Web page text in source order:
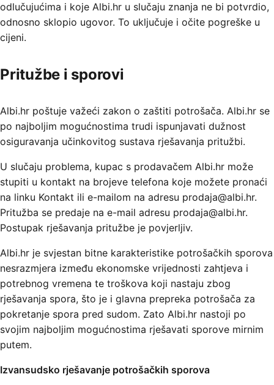
odlučujućima i koje Albi.hr u slučaju znanja ne bi potvrdio,
odnosno sklopio ugovor. To uključuje i očite pogreške u
cijeni.
Pritužbe i sporovi
Albi.hr poštuje važeći zakon o zaštiti potrošača. Albi.hr se
po najboljim mogućnostima trudi ispunjavati dužnost
osiguravanja učinkovitog sustava rješavanja pritužbi.
U slučaju problema, kupac s prodavačem Albi.hr može
stupiti u kontakt na brojeve telefona koje možete pronaći
na linku Kontakt ili e-mailom na adresu prodaja@albi.hr.
Pritužba se predaje na e-mail adresu prodaja@albi.hr.
Postupak rješavanja pritužbe je povjerljiv.
Albi.hr je svjestan bitne karakteristike potrošačkih sporova
nesrazmjera između ekonomske vrijednosti zahtjeva i
potrebnog vremena te troškova koji nastaju zbog
rješavanja spora, što je i glavna prepreka potrošača za
pokretanje spora pred sudom. Zato Albi.hr nastoji po
svojim najboljim mogućnostima rješavati sporove mirnim
putem.
Izvansudsko rješavanje potrošačkih sporova